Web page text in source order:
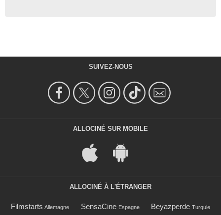
SUIVEZ-NOUS
ALLOCINÉ SUR MOBILE
ALLOCINÉ À L'ÉTRANGER
Filmstarts Allemagne SensaCine Espagne Beyazperde Turquie